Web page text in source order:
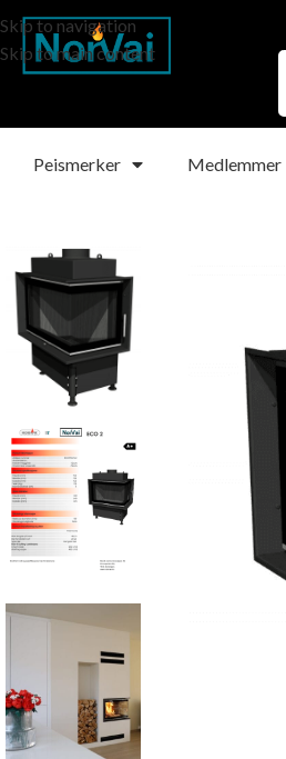
Skip to navigation
Skip to main content
Peismerker Medlemmer